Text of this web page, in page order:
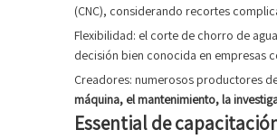
(CNC), considerando recortes
Flexibilidad: el corte de chorro de
decisión bien conocida en empresas
Creadores: numerosos productores
máquina, el mantenimiento, la
Essential de